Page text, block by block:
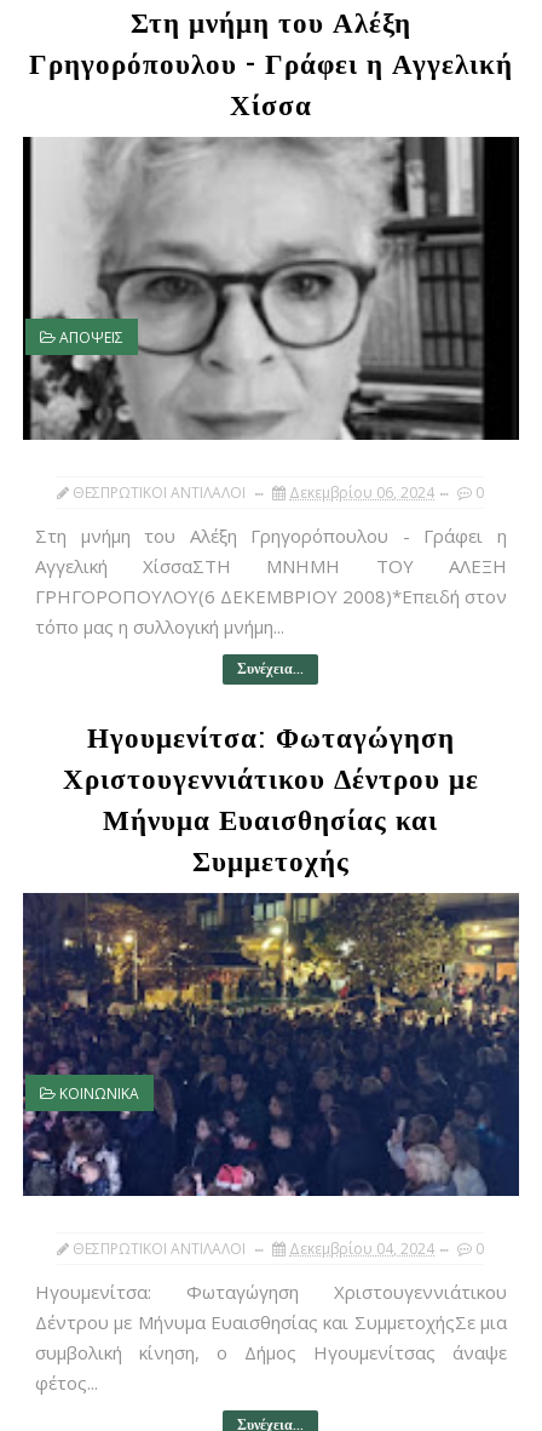
Στη μνήμη του Αλέξη
Γρηγορόπουλου - Γράφει η Αγγελική
Χίσσα
ΑΠΟΨΕΙΣ
ΘΕΣΠΡΩΤΙΚΟΙ ΑΝΤΙΛΑΛΟΙ Δεκεμβρίου 06, 2024 0
Στη μνήμη του Αλέξη Γρηγορόπουλου - Γράφει η
Αγγελική ΧίσσαΣΤΗ ΜΝΗΜΗ ΤΟΥ ΑΛΕΞΗ
ΓΡΗΓΟΡΟΠΟΥΛΟΥ(6 ΔΕΚΕΜΒΡΙΟΥ 2008)*Επειδή στον
τόπο μας η συλλογική μνήμη...
Συνέχεια...
Ηγουμενίτσα: Φωταγώγηση
Χριστουγεννιάτικου Δέντρου με
Μήνυμα Ευαισθησίας και
Συμμετοχής
ΚΟΙΝΩΝΙΚΑ
ΘΕΣΠΡΩΤΙΚΟΙ ΑΝΤΙΛΑΛΟΙ Δεκεμβρίου 04, 2024 0
Ηγουμενίτσα: Φωταγώγηση Χριστουγεννιάτικου
Δέντρου με Μήνυμα Ευαισθησίας και ΣυμμετοχήςΣε μια
συμβολική κίνηση, ο Δήμος Ηγουμενίτσας άναψε
φέτος...
Συνέχεια...